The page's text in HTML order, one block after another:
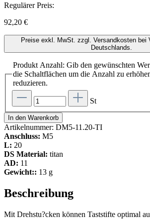
Regulärer Preis:
92,20 €
Preise exkl. MwSt. zzgl. Versandkosten bei
Deutschlands.
Produkt Anzahl: Gib den gewünschten
die Schaltflächen um die Anzahl zu
reduzieren.
St
In den Warenkorb
Artikelnummer: DM5-11.20-TI
Anschluss: M5
L: 20
DS Material: titan
AD: 11
Gewicht:: 13 g
Beschreibung
Mit Drehstu?cken können Taststifte optimal